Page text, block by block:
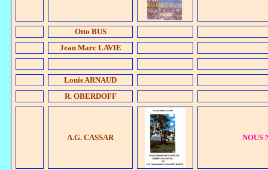
Otto BUS
Jean Marc LAVIE
Louis ARNAUD
R. OBERDOFF
A.G. CASSAR NOUS